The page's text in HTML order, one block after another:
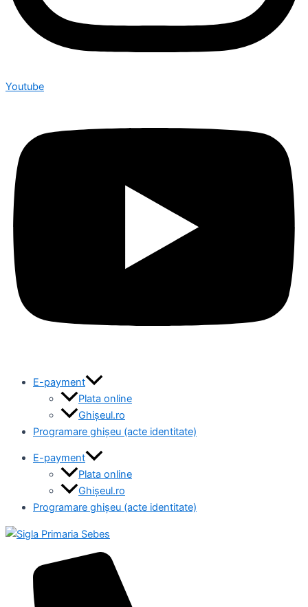
Youtube
E-payment
Plata online
Ghișeul.ro
Programare ghișeu (acte identitate)
E-payment
Plata online
Ghișeul.ro
Programare ghișeu (acte identitate)